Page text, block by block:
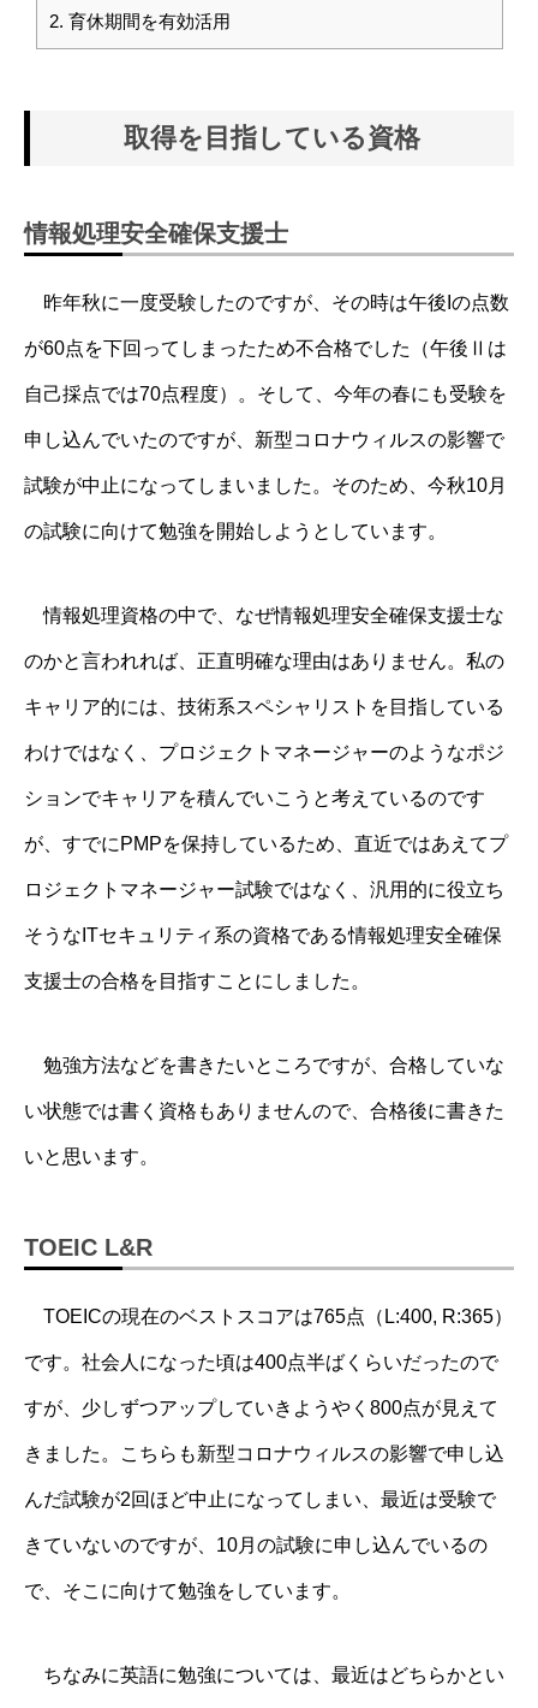
2. 育休期間を有効活用
取得を目指している資格
情報処理安全確保支援士
昨年秋に一度受験したのですが、その時は午後Iの点数
が60点を下回ってしまったため不合格でした（午後Ⅱは
自己採点では70点程度）。そして、今年の春にも受験を
申し込んでいたのですが、新型コロナウィルスの影響で
試験が中止になってしまいました。そのため、今秋10月
の試験に向けて勉強を開始しようとしています。
情報処理資格の中で、なぜ情報処理安全確保支援士な
のかと言われれば、正直明確な理由はありません。私の
キャリア的には、技術系スペシャリストを目指している
わけではなく、プロジェクトマネージャーのようなポジ
ションでキャリアを積んでいこうと考えているのです
が、すでにPMPを保持しているため、直近ではあえてプ
ロジェクトマネージャー試験ではなく、汎用的に役立ち
そうなITセキュリティ系の資格である情報処理安全確保
支援士の合格を目指すことにしました。
勉強方法などを書きたいところですが、合格していな
い状態では書く資格もありませんので、合格後に書きた
いと思います。
TOEIC L&R
TOEICの現在のベストスコアは765点（L:400, R:365）
です。社会人になった頃は400点半ばくらいだったので
すが、少しずつアップしていきようやく800点が見えて
きました。こちらも新型コロナウィルスの影響で申し込
んだ試験が2回ほど中止になってしまい、最近は受験で
きていないのですが、10月の試験に申し込んでいるの
で、そこに向けて勉強をしています。
ちなみに英語に勉強については、最近はどちらかとい